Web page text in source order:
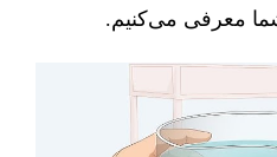
معرفی می‌کنیم.